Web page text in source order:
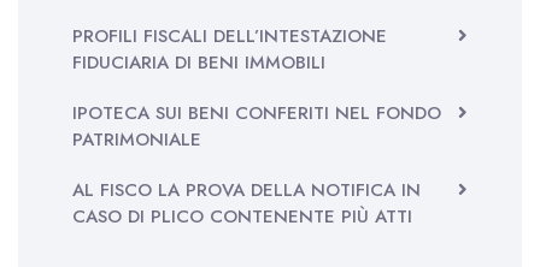
PROFILI FISCALI DELL’INTESTAZIONE
FIDUCIARIA DI BENI IMMOBILI
IPOTECA SUI BENI CONFERITI NEL FONDO
PATRIMONIALE
AL FISCO LA PROVA DELLA NOTIFICA IN
CASO DI PLICO CONTENENTE PIÙ ATTI